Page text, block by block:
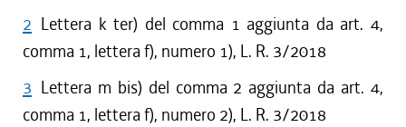
2 Lettera k ter) del comma 1 aggiunta da art. 4,
comma 1, lettera f), numero 1), L. R. 3/2018
3 Lettera m bis) del comma 2 aggiunta da art. 4,
comma 1, lettera f), numero 2), L. R. 3/2018